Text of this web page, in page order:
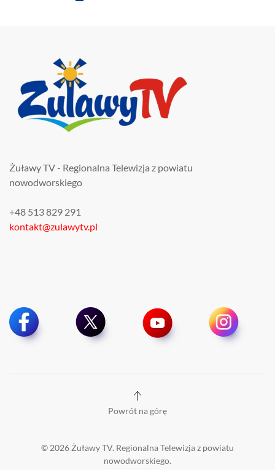
Żuławy TV - Regionalna Telewizja z powiatu
nowodworskiego
+48 513 829 291
kontakt@zulawytv.pl
Powrót na górę
© 2026 Żuławy TV. Regionalna Telewizja z powiatu
nowodworskiego.